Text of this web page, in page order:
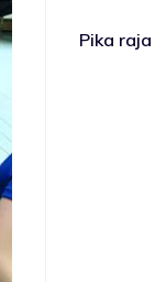
Pika raja